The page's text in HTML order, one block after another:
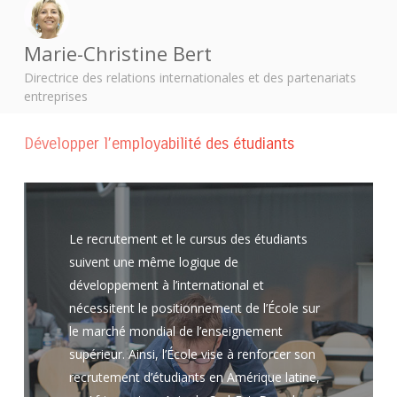
Marie-Christine Bert
Directrice des relations internationales et des partenariats
entreprises
Développer l’employabilité des étudiants
Le recrutement et le cursus des étudiants
suivent une même logique de
développement à l’international et
nécessitent le positionnement de l’École sur
le marché mondial de l’enseignement
supérieur. Ainsi, l’École vise à renforcer son
recrutement d’étudiants en Amérique latine,